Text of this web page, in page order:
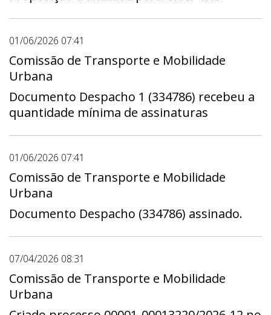
01/06/2026 07:41
Comissão de Transporte e Mobilidade
Urbana
Documento Despacho 1 (334786) recebeu a
quantidade mínima de assinaturas
01/06/2026 07:41
Comissão de Transporte e Mobilidade
Urbana
Documento Despacho (334786) assinado.
07/04/2026 08:31
Comissão de Transporte e Mobilidade
Urbana